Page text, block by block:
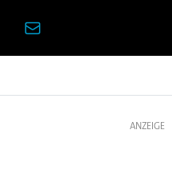
ANZEIGE